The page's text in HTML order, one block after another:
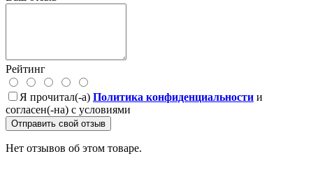
Рейтинг
Я прочитал(-а) Политика конфиденциальности и
согласен(-на) с условиями
Отправить свой отзыв
Нет отзывов об этом товаре.